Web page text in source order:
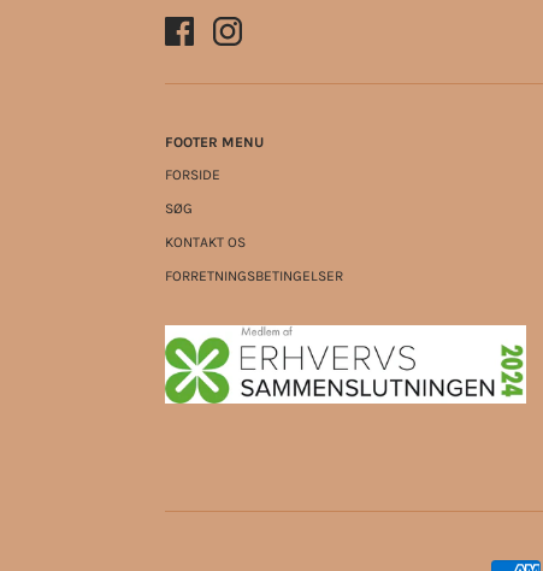
FOOTER MENU
FORSIDE
SØG
KONTAKT OS
FORRETNINGSBETINGELSER